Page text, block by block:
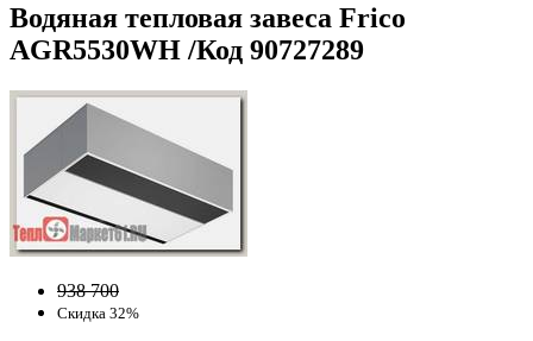
Водяная тепловая завеса Frico
AGR5530WH /Код 90727289
938 700
Скидка 32%